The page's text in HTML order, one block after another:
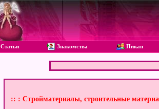
Статьи Знакомства Пикап
:: : Стройматериалы, строительные